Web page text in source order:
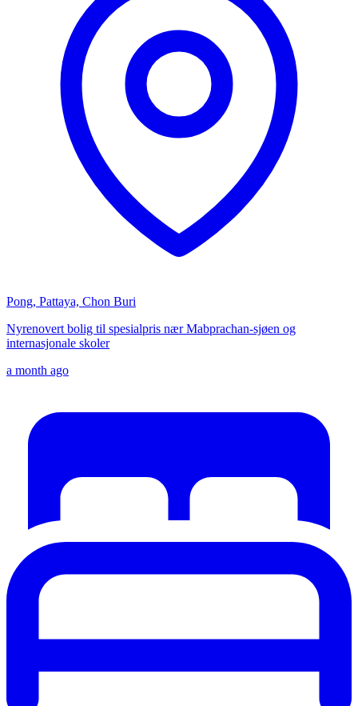
Pong, Pattaya, Chon Buri
Nyrenovert bolig til spesialpris nær Mabprachan-sjøen og
internasjonale skoler
a month ago